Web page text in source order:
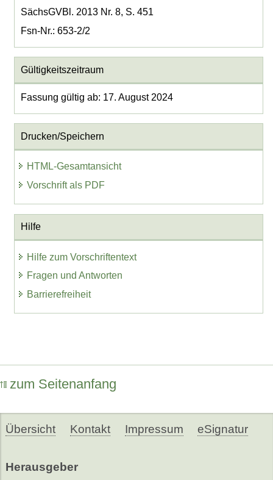
SächsGVBl. 2013 Nr. 8, S. 451
Fsn-Nr.: 653-2/2
Gültigkeitszeitraum
Fassung gültig ab: 17. August 2024
Drucken/Speichern
HTML-Gesamtansicht
Vorschrift als PDF
Hilfe
Hilfe zum Vorschriftentext
Fragen und Antworten
Barrierefreiheit
zum Seitenanfang
Übersicht Kontakt Impressum eSignatur
Herausgeber